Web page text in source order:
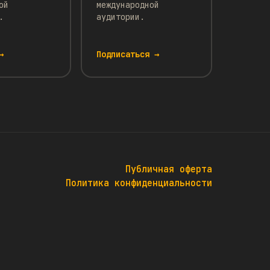
международной
аудитории.
Подписаться →
Публичная оферта
Политика конфиденциальности